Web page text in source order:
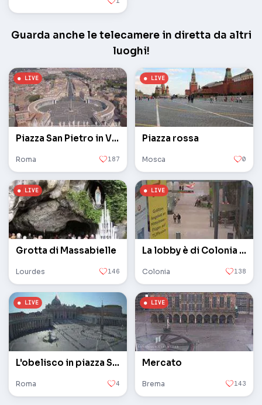
Guarda anche le telecamere in diretta da altri
luoghi!
Piazza San Pietro in Vaticano
Roma 187
Piazza rossa
Mosca 0
Grotta di Massabielle
Lourdes 146
La lobby è di Colonia / Bonn
Colonia 138
L'obelisco in piazza San Pietro in Vaticano
Roma 4
Mercato
Brema 143